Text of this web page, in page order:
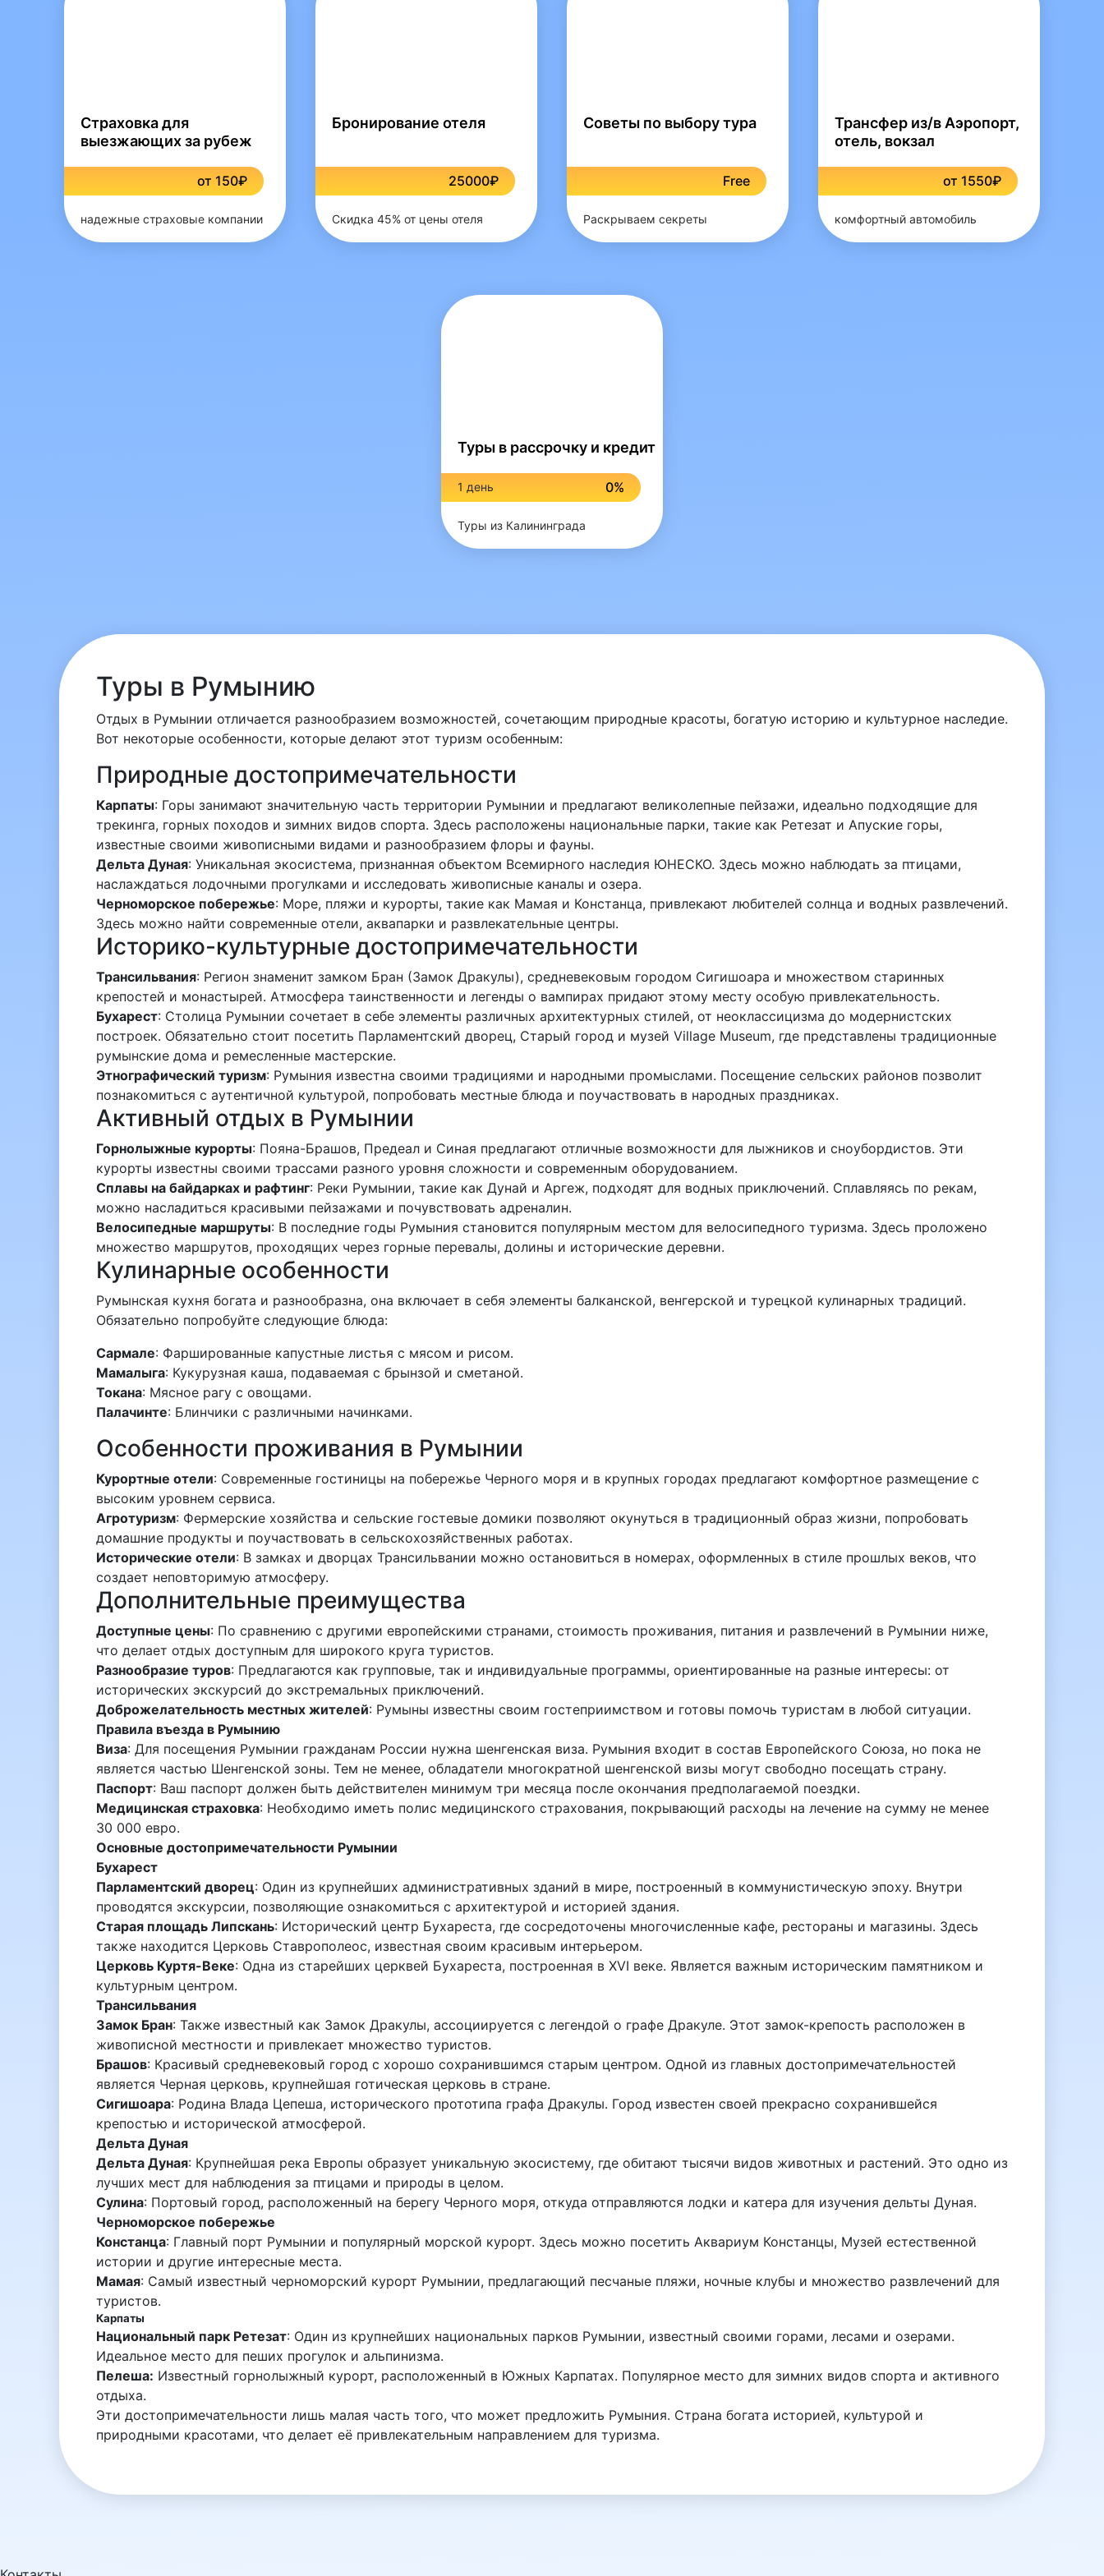
Страховка для
выезжающих за рубеж
от 150₽
надежные страховые компании
Бронирование отеля
25000₽
Скидка 45% от цены отеля
Советы по выбору тура
Free
Раскрываем секреты
Трансфер из/в Аэропорт,
отель, вокзал
от 1550₽
комфортный автомобиль
Туры в рассрочку и кредит
1 день 0%
Туры из Калининграда
Туры в Румынию
Отдых в Румынии отличается разнообразием возможностей, сочетающим природные красоты, богатую историю и культурное наследие.
Вот некоторые особенности, которые делают этот туризм особенным:
Природные достопримечательности
Карпаты: Горы занимают значительную часть территории Румынии и предлагают великолепные пейзажи, идеально подходящие для
трекинга, горных походов и зимних видов спорта. Здесь расположены национальные парки, такие как Ретезат и Апуские горы,
известные своими живописными видами и разнообразием флоры и фауны.
Дельта Дуная: Уникальная экосистема, признанная объектом Всемирного наследия ЮНЕСКО. Здесь можно наблюдать за птицами,
наслаждаться лодочными прогулками и исследовать живописные каналы и озера.
Черноморское побережье: Море, пляжи и курорты, такие как Мамая и Констанца, привлекают любителей солнца и водных развлечений.
Здесь можно найти современные отели, аквапарки и развлекательные центры.
Историко-культурные достопримечательности
Трансильвания: Регион знаменит замком Бран (Замок Дракулы), средневековым городом Сигишоара и множеством старинных
крепостей и монастырей. Атмосфера таинственности и легенды о вампирах придают этому месту особую привлекательность.
Бухарест: Столица Румынии сочетает в себе элементы различных архитектурных стилей, от неоклассицизма до модернистских
построек. Обязательно стоит посетить Парламентский дворец, Старый город и музей Village Museum, где представлены традиционные
румынские дома и ремесленные мастерские.
Этнографический туризм: Румыния известна своими традициями и народными промыслами. Посещение сельских районов позволит
познакомиться с аутентичной культурой, попробовать местные блюда и поучаствовать в народных праздниках.
Активный отдых в Румынии
Горнолыжные курорты: Пояна-Брашов, Предеал и Синая предлагают отличные возможности для лыжников и сноубордистов. Эти
курорты известны своими трассами разного уровня сложности и современным оборудованием.
Сплавы на байдарках и рафтинг: Реки Румынии, такие как Дунай и Аргеж, подходят для водных приключений. Сплавляясь по рекам,
можно насладиться красивыми пейзажами и почувствовать адреналин.
Велосипедные маршруты: В последние годы Румыния становится популярным местом для велосипедного туризма. Здесь проложено
множество маршрутов, проходящих через горные перевалы, долины и исторические деревни.
Кулинарные особенности
Румынская кухня богата и разнообразна, она включает в себя элементы балканской, венгерской и турецкой кулинарных традиций.
Обязательно попробуйте следующие блюда:
Сармале: Фаршированные капустные листья с мясом и рисом.
Мамалыга: Кукурузная каша, подаваемая с брынзой и сметаной.
Токана: Мясное рагу с овощами.
Палачинте: Блинчики с различными начинками.
Особенности проживания в Румынии
Курортные отели: Современные гостиницы на побережье Черного моря и в крупных городах предлагают комфортное размещение с
высоким уровнем сервиса.
Агротуризм: Фермерские хозяйства и сельские гостевые домики позволяют окунуться в традиционный образ жизни, попробовать
домашние продукты и поучаствовать в сельскохозяйственных работах.
Исторические отели: В замках и дворцах Трансильвании можно остановиться в номерах, оформленных в стиле прошлых веков, что
создает неповторимую атмосферу.
Дополнительные преимущества
Доступные цены: По сравнению с другими европейскими странами, стоимость проживания, питания и развлечений в Румынии ниже,
что делает отдых доступным для широкого круга туристов.
Разнообразие туров: Предлагаются как групповые, так и индивидуальные программы, ориентированные на разные интересы: от
исторических экскурсий до экстремальных приключений.
Доброжелательность местных жителей: Румыны известны своим гостеприимством и готовы помочь туристам в любой ситуации.
Правила въезда в Румынию
Виза: Для посещения Румынии гражданам России нужна шенгенская виза. Румыния входит в состав Европейского Союза, но пока не
является частью Шенгенской зоны. Тем не менее, обладатели многократной шенгенской визы могут свободно посещать страну.
Паспорт: Ваш паспорт должен быть действителен минимум три месяца после окончания предполагаемой поездки.
Медицинская страховка: Необходимо иметь полис медицинского страхования, покрывающий расходы на лечение на сумму не менее
30 000 евро.
Основные достопримечательности Румынии
Бухарест
Парламентский дворец: Один из крупнейших административных зданий в мире, построенный в коммунистическую эпоху. Внутри
проводятся экскурсии, позволяющие ознакомиться с архитектурой и историей здания.
Старая площадь Липскань: Исторический центр Бухареста, где сосредоточены многочисленные кафе, рестораны и магазины. Здесь
также находится Церковь Ставрополеос, известная своим красивым интерьером.
Церковь Куртя-Веке: Одна из старейших церквей Бухареста, построенная в XVI веке. Является важным историческим памятником и
культурным центром.
Трансильвания
Замок Бран: Также известный как Замок Дракулы, ассоциируется с легендой о графе Дракуле. Этот замок-крепость расположен в
живописной местности и привлекает множество туристов.
Брашов: Красивый средневековый город с хорошо сохранившимся старым центром. Одной из главных достопримечательностей
является Черная церковь, крупнейшая готическая церковь в стране.
Сигишоара: Родина Влада Цепеша, исторического прототипа графа Дракулы. Город известен своей прекрасно сохранившейся
крепостью и исторической атмосферой.
Дельта Дуная
Дельта Дуная: Крупнейшая река Европы образует уникальную экосистему, где обитают тысячи видов животных и растений. Это одно из
лучших мест для наблюдения за птицами и природы в целом.
Сулина: Портовый город, расположенный на берегу Черного моря, откуда отправляются лодки и катера для изучения дельты Дуная.
Черноморское побережье
Констанца: Главный порт Румынии и популярный морской курорт. Здесь можно посетить Аквариум Констанцы, Музей естественной
истории и другие интересные места.
Мамая: Самый известный черноморский курорт Румынии, предлагающий песчаные пляжи, ночные клубы и множество развлечений для
туристов.
Карпаты
Национальный парк Ретезат: Один из крупнейших национальных парков Румынии, известный своими горами, лесами и озерами.
Идеальное место для пеших прогулок и альпинизма.
Пелеша: Известный горнолыжный курорт, расположенный в Южных Карпатах. Популярное место для зимних видов спорта и активного
отдыха.
Эти достопримечательности лишь малая часть того, что может предложить Румыния. Страна богата историей, культурой и
природными красотами, что делает её привлекательным направлением для туризма.